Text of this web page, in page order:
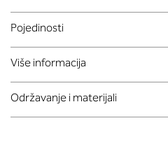
Pojedinosti
Više informacija
Održavanje i materijali